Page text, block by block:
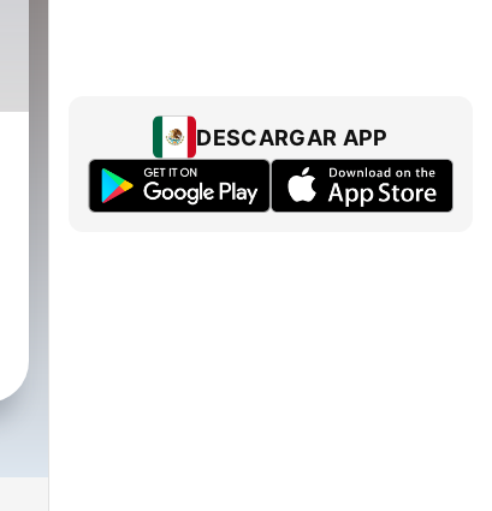
DESCARGAR APP